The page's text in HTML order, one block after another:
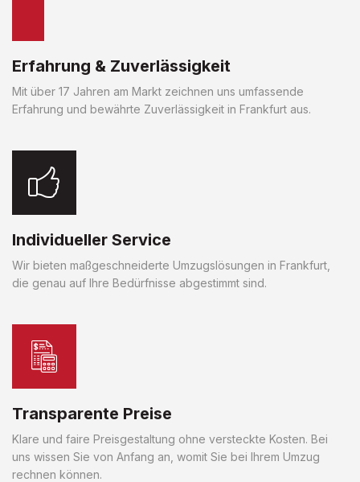
Erfahrung & Zuverlässigkeit
Mit über 17 Jahren am Markt zeichnen uns umfassende
Erfahrung und bewährte Zuverlässigkeit in Frankfurt aus.
Individueller Service
Wir bieten maßgeschneiderte Umzugslösungen in Frankfurt,
die genau auf Ihre Bedürfnisse abgestimmt sind.
Transparente Preise
Klare und faire Preisgestaltung ohne versteckte Kosten. Bei
uns wissen Sie von Anfang an, womit Sie bei Ihrem Umzug
rechnen können.